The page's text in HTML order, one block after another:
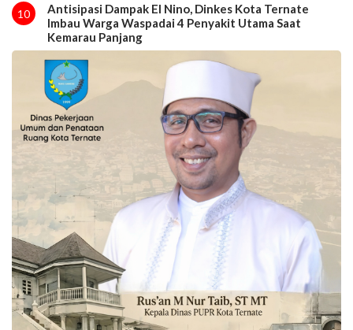
10
Antisipasi Dampak El Nino, Dinkes Kota Ternate
Imbau Warga Waspadai 4 Penyakit Utama Saat
Kemarau Panjang